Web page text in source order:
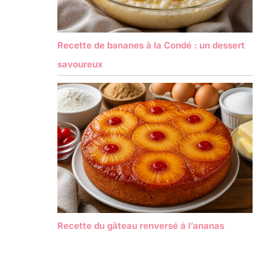
Recette de bananes à la Condé : un dessert
savoureux
Recette du gâteau renversé à l’ananas